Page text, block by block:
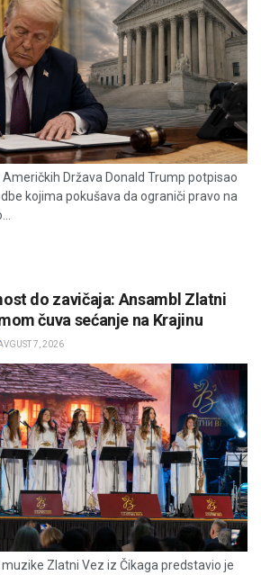
Država Donald Trump potpisao
kojima pokušava da ograniči pravo na
do zavičaja: Ansambl Zlatni
čuva sećanje na Krajinu
7, 2026
Zlatni Vez iz Čikaga predstavio je